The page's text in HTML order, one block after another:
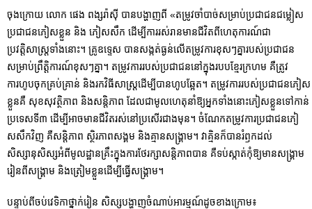
ចុងក្រោយ លោក ផេង ពង្សរ៉ាស៊ី បានបង្ហាញពី «តម្រូវចាំបាច់សម្រាប់ប្រជាជនជម្លៀស
ប្រជាជនភៀសខ្លួន និង ភៀសសឹក ដើម្បីការរស់រានមានជីវិតពីហេតុការណ៍ជា
ប្រវត្តិសាស្ត្រទាំងនោះ។ គ្រូឧទ្ទេស បានសង្កត់ធ្ងន់លើតម្រូវការខុសៗគ្នារបស់ប្រជាជន
សម្រាប់ព្រឹត្តិការណ៍ខុសៗគ្នា។ តម្រូវការរបស់ប្រជាជននៅក្នុងរបបខ្មែរក្រហម គឺត្រូវ
ការហូបចុកគ្រប់គ្រាន់ និងរកវិធីសាស្ត្រដើម្បីបានហូបឆ្អែត។ តម្រូវការរបស់ប្រជាជនភៀស
ខ្លួនគឺ សុខសុវត្ថិភាព និងសន្តិភាព ដែលជាមូលហេតុនាំឱ្យអ្នកទាំងនោះភៀសខ្លួនទៅកាន់
ប្រទេសទី៣ ដើម្បីអាចមានជីវិតរស់នៅប្រសើរជាងមុន។ ចំណែកតម្រូវការប្រជាជនភៀ
សសឹកវិញ គឺសន្តិភាព ស្ថិរភាពសង្គម និងគ្មានសង្គ្រាម។ វាគ្មិនក៏បានរំឭកដល់
សិស្សានុសិស្សអំពីមូលដ្ឋានគ្រឹះក្នុងការថែរក្សាសន្តិភាពបាន គឺទប់ស្កាត់កុំឱ្យមានសង្គ្រាម
រៀនពីសង្គ្រាម និងត្រៀមខ្លួនដើម្បីធ្វើសង្គ្រាម។
បន្ទាប់ពីចប់វេទិកាថ្នាក់រៀន សិស្សបង្ហាញចំណាប់អារម្មណ៍ដូចខាងក្រោម៖